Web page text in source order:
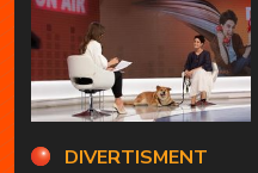
DIVERTISMENT